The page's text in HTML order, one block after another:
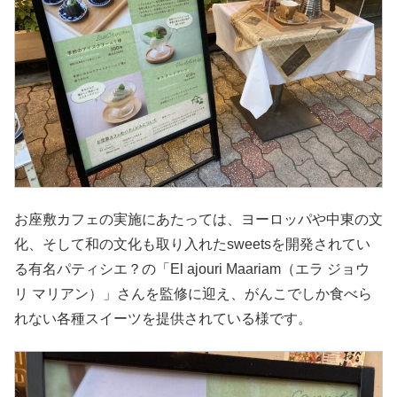
お座敷カフェの実施にあたっては、ヨーロッパや中東の文
化、そして和の文化も取り入れたsweetsを開発されてい
る有名パティシエ？の「El ajouri Maariam（エラ ジョウ
リ マリアン）」さんを監修に迎え、がんこでしか食べら
れない各種スイーツを提供されている様です。